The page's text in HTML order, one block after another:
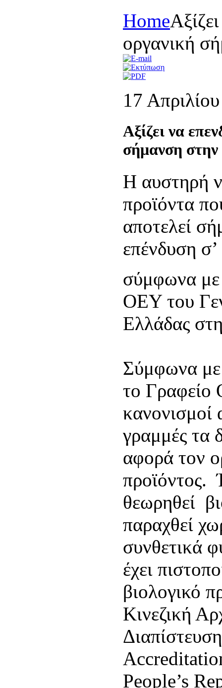
Home
οργανική
17
Αξίζει να
σήμανση
Η αυστηρή
προϊόντα
αποτελεί
επένδυση
σύμφωνα με
ΟΕΥ του
Ελλάδας
Σύμφωνα με
το Γραφείο
κανονισμοί
γραμμές τα
αφορά τον
προϊόντος.
θεωρηθεί
παραχθεί
συνθετικά
έχει
βιολογικό
Κινεζική
People’s